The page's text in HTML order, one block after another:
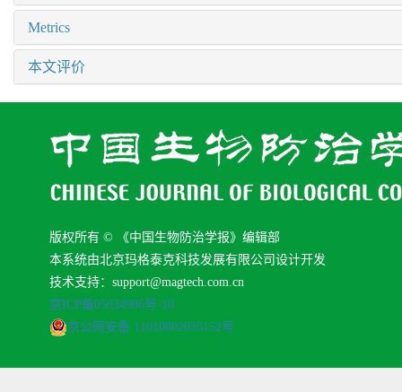
Metrics
本文评价
版权所有 © 《中国生物防治学报》编辑部
本系统由北京玛格泰克科技发展有限公司设计开发
技术支持：support@magtech.com.cn
京ICP备05034986号-10
京公网安备 11010802035152号